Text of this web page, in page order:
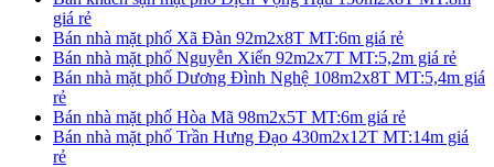
giá rẻ
Bán nhà mặt phố Xã Đàn 92m2x8T MT:6m giá rẻ
Bán nhà mặt phố Nguyễn Xiển 92m2x7T MT:5,2m giá rẻ
Bán nhà mặt phố Dương Đình Nghệ 108m2x8T MT:5,4m giá
rẻ
Bán nhà mặt phố Hòa Mã 98m2x5T MT:6m giá rẻ
Bán nhà mặt phố Trần Hưng Đạo 430m2x12T MT:14m giá
rẻ